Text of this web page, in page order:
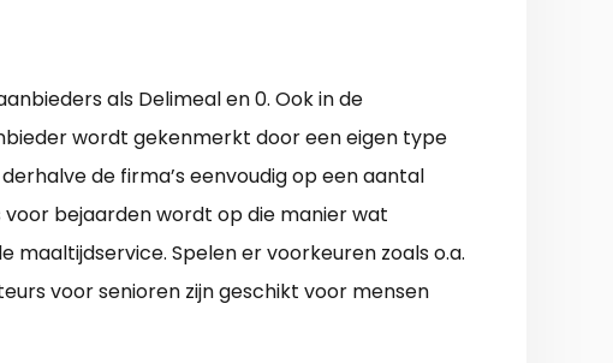
als Delimeal en 0. Ook in de
wordt gekenmerkt door een eigen type
de firma’s eenvoudig op een aantal
bejaarden wordt op die manier wat
Spelen er voorkeuren zoals o.a.
voor senioren zijn geschikt voor mensen